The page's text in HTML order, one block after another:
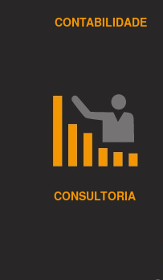
CONTABILIDADE
CONSULTORIA